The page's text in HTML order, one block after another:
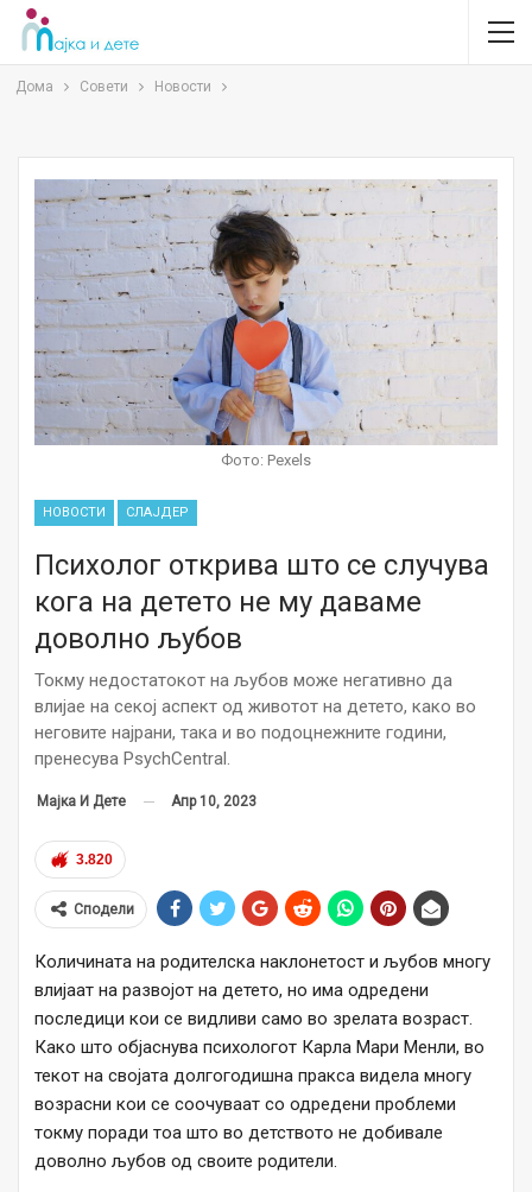
Дома Совети Новости
Фото: Pexels
НОВОСТИ СЛАЈДЕР
Психолог открива што се случува
кога на детето не му даваме
доволно љубов
Токму недостатокот на љубов може негативно да
влијае на секој аспект од животот на детето, како во
неговите најрани, така и во подоцнежните години,
пренесува PsychCentral.
Мајка И Дете Апр 10, 2023
3.820
Сподели
Количината на родителска наклонетост и љубов многу
влијаат на развојот на детето, но има одредени
последици кои се видливи само во зрелата возраст.
Како што објаснува психологот Карла Мари Менли, во
текот на својата долгогодишна пракса видела многу
возрасни кои се соочуваат со одредени проблеми
токму поради тоа што во детството не добивале
доволно љубов од своите родители.